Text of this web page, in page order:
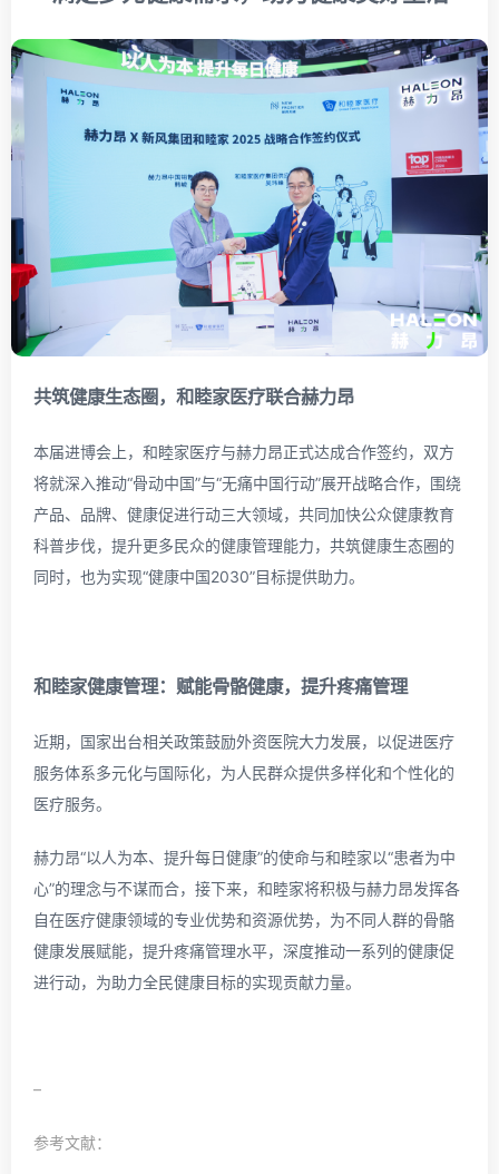
共筑健康生态圈， 和睦家医疗联合赫力昂
本届进博会上，和睦家医疗与赫力昂正式达成合作签约，双方
将就深入推动“骨动中国”与“无痛中国行动”展开战略合作，围绕
产品、品牌、健康促进行动三大领域，共同加快公众健康教育
科普步伐，提升更多民众的健康管理能力，共筑健康生态圈的
同时，也为实现“健康中国2030”目标提供助力。
和睦家健康管理： 赋能骨骼健康，提升疼痛管理
近期，国家出台相关政策鼓励外资医院大力发展，以促进医疗
服务体系多元化与国际化，为人民群众提供多样化和个性化的
医疗服务。
赫力昂“以人为本、提升每日健康”的使命与和睦家以“患者为中
心”的理念与不谋而合，接下来，和睦家将积极与赫力昂发挥各
自在医疗健康领域的专业优势和资源优势，为不同人群的骨骼
健康发展赋能，提升疼痛管理水平，深度推动一系列的健康促
进行动，为助力全民健康目标的实现贡献力量。
–
参考文献：